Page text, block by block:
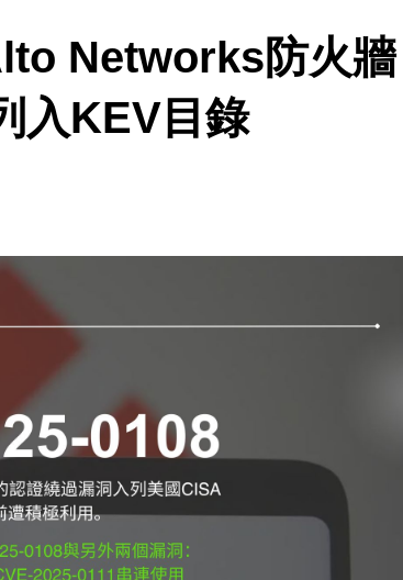
Networks防火牆
入KEV目錄